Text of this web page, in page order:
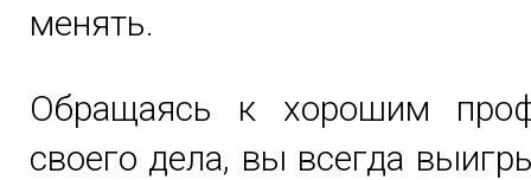
менять.
Обращаясь к хорошим
своего дела, вы всегда